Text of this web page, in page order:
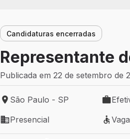
Candidaturas encerradas
Representante
Publicada em 22 de setembro de
Local de trabalho: São Paulo - SP
São Paulo - SP
Tipo
Modelo de trabalho: Presencial
Presencial
Vaga